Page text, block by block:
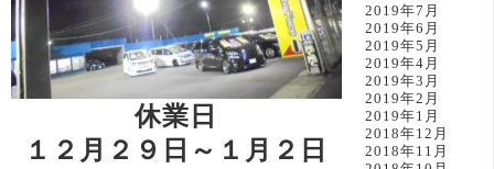
2019年7月
2019年6月
2019年5月
2019年4月
2019年3月
2019年2月
2019年1月
2018年12月
2018年11月
休業日
１２月２９日～１月２日